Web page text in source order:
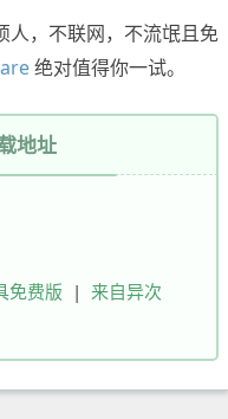
人，不联网，不流氓且免
绝对值得你一试。
地址
免费版 | 来自异次